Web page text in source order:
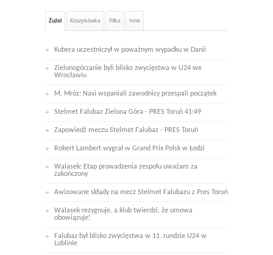
Żużel Koszykówka Piłka Inne
Kubera uczestniczył w poważnym wypadku w Danii
Zielonogórzanie byli blisko zwycięstwa w U24 we
Wrocławiu
M. Mróz: Nasi wspaniali zawodnicy przespali początek
Stelmet Falubaz Zielona Góra - PRES Toruń 41:49
Zapowiedź meczu Stelmet Falubaz - PRES Toruń
Robert Lambert wygrał w Grand Prix Polsk w Łodzi
Walasek: Etap prowadzenia zespołu uważam za
zakończony
Awizowane składy na mecz Stelmet Falubazu z Pres Toruń
Walasek rezygnuje, a klub twierdzi, że umowa
obowiązuje!
Falubaz był blisko zwycięstwa w 11. rundzie U24 w
Lublinie